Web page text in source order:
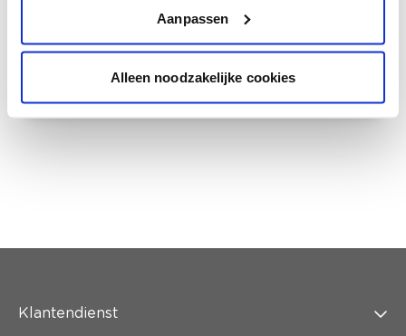
Aanpassen
Alleen noodzakelijke cookies
Krijg kleuradvies op basis van de lichtinval
en je meubels.
van je muren.
Klantendienst